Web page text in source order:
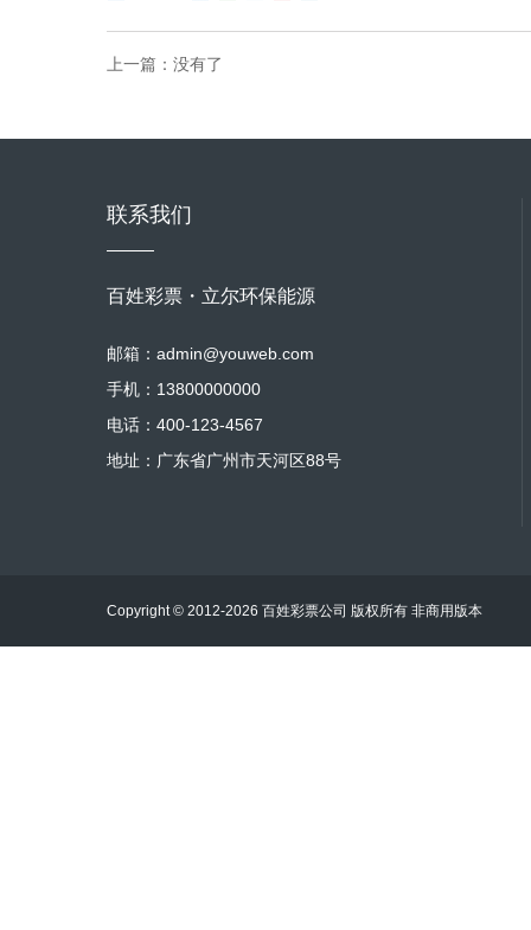
上一篇：没有了
联系我们
百姓彩票・立尔环保能源
邮箱：admin@youweb.com
手机：13800000000
电话：400-123-4567
地址：广东省广州市天河区88号
Copyright © 2012-2026 百姓彩票公司 版权所有 非商用版本